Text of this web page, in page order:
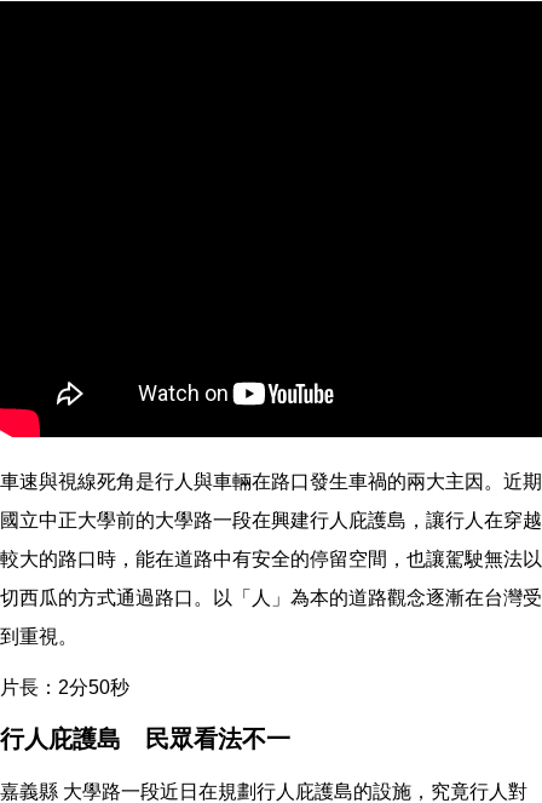
車速與視線死角是行人與車輛在路口發生車禍的兩大主因。近期
國立中正大學前的大學路一段在興建行人庇護島，讓行人在穿越
較大的路口時，能在道路中有安全的停留空間，也讓駕駛無法以
切西瓜的方式通過路口。以「人」為本的道路觀念逐漸在台灣受
到重視。
片長：2分50秒
行人庇護島 民眾看法不一
嘉義縣 大學路一段近日在規劃行人庇護島的設施，究竟行人對